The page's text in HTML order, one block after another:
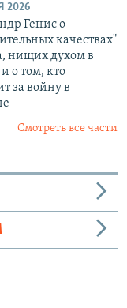
2026
Генис о
качествах"
нищих духом в
о том, кто
за войну в
Смотреть все части